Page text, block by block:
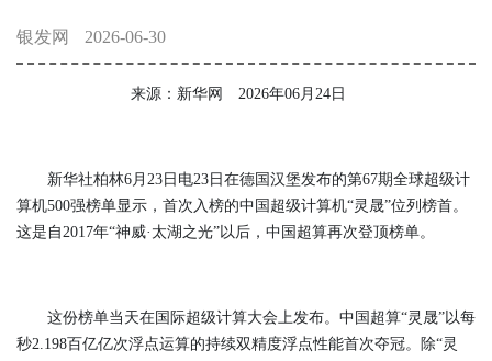
银发网 2026-06-30
来源：新华网 2026年06月24日
新华社柏林6月23日电23日在德国汉堡发布的第67期全球超级计
算机500强榜单显示，首次入榜的中国超级计算机“灵晟”位列榜首。
这是自2017年“神威·太湖之光”以后，中国超算再次登顶榜单。
这份榜单当天在国际超级计算大会上发布。中国超算“灵晟”以每
秒2.198百亿亿次浮点运算的持续双精度浮点性能首次夺冠。除“灵